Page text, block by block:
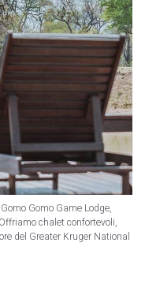
Gomo Game Lodge,
chalet confortevoli,
del Greater Kruger National